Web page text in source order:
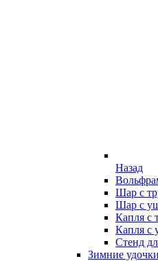
Назад
Шар с
Шар с
Капля с
Капля с
Стенд
Зимние удочки